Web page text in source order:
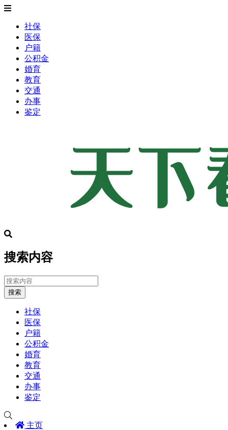
社保
医保
户籍
公积金
婚育
教育
交通
办事
鉴定
搜索内容
搜索
社保
医保
户籍
公积金
婚育
教育
交通
办事
鉴定
主页